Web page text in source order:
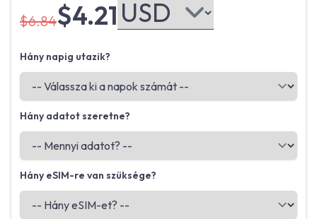
$6.84$4.21
Hány napig utazik?
Hány adatot szeretne?
Hány eSIM-re van szüksége?